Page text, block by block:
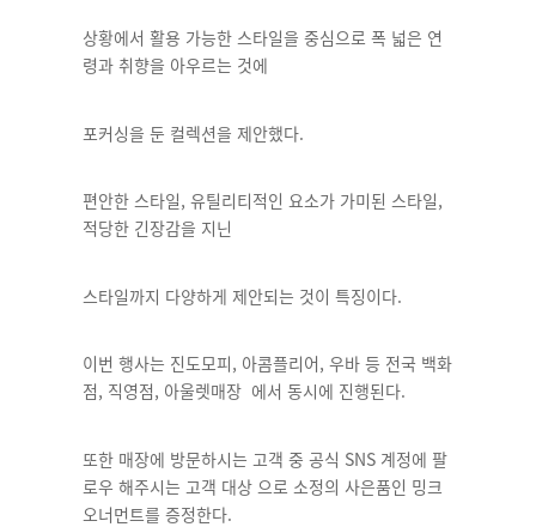
상황에서 활용 가능한 스타일을 중심으로 폭 넓은 연
령과 취향을 아우르는 것에
포커싱을 둔 컬렉션을 제안했다.
편안한 스타일, 유틸리티적인 요소가 가미된 스타일,
적당한 긴장감을 지닌
스타일까지 다양하게 제안되는 것이 특징이다.
이번 행사는 진도모피, 아콤플리어, 우바 등 전국 백화
점, 직영점, 아울렛매장 에서 동시에 진행된다.
또한 매장에 방문하시는 고객 중 공식 SNS 계정에 팔
로우 해주시는 고객 대상 으로 소정의 사은품인 밍크
오너먼트를 증정한다.